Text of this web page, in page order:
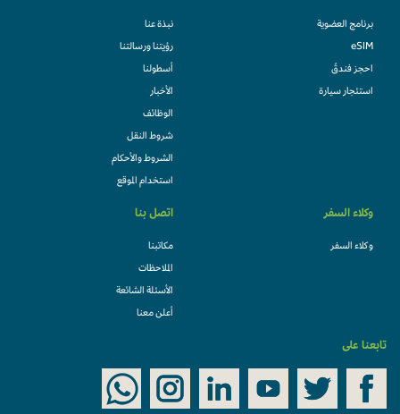
برنامج العضوية
eSIM
احجز فندقً
استئجار سيارة
نبذة عنا
رؤيتنا ورسالتنا
أسطولنا
الأخبار
الوظائف
شروط النقل
الشروط والأحكام
استخدام الموقع
وكلاء السفر
وكلاء السفر
اتصل بنا
مكاتبنا
الملاحظات
الأسئلة الشائعة
أعلن معنا
تابعنا على